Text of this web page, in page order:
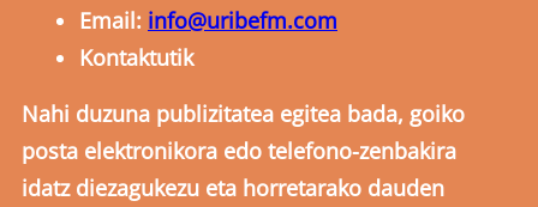
Email: info@uribefm.com
Kontaktutik
Nahi duzuna publizitatea egitea bada, goiko
posta elektronikora edo telefono-zenbakira
idatz diezagukezu eta horretarako dauden